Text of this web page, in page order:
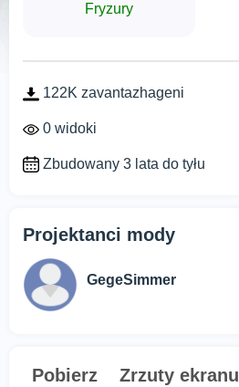
Fryzury
122K zavantazhageni
0 widoki
Zbudowany 3 lata do tyłu
Projektanci mody
GegeSimmer
Pobierz Zrzuty ekranu